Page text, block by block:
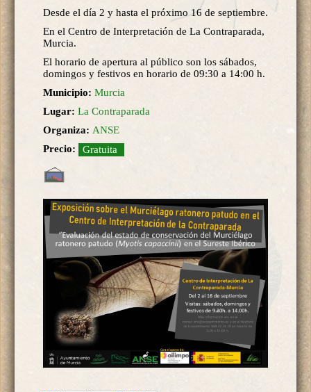
Desde el día 2 y hasta el próximo 16 de septiembre.
En el Centro de Interpretación de La Contraparada,
Murcia.
El horario de apertura al público son los sábados,
domingos y festivos en horario de 09:30 a 14:00 h.
Municipio: Murcia
Lugar: La Contraparada
Organiza: ANSE
Precio:
Gratuita